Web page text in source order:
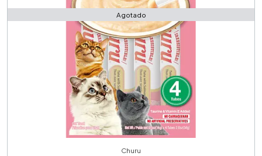
Agotado
Churu